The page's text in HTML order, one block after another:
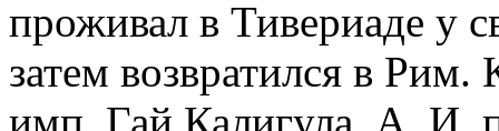
проживал в Тивериаде у
затем возвратился в Рим.
имп. Гай Калигула, А. И.